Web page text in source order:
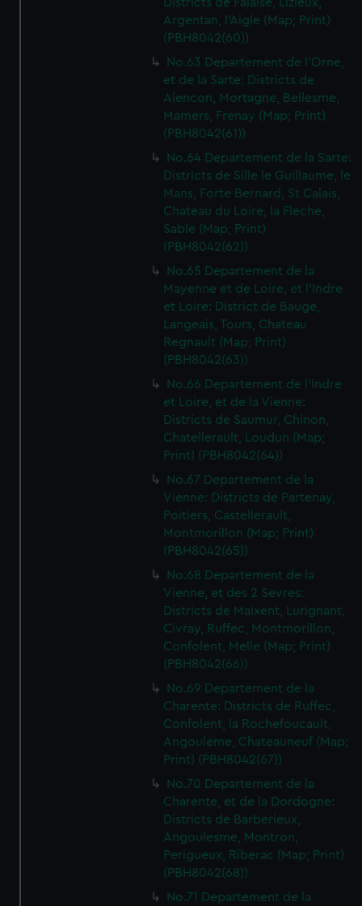
We’d like to use additional cookies to remember your
preferences, understand how our website is used, and to
help us improve it. We may also use cookies to tailor our
marketing to your interests and deliver embedded content
from third-party sources. You can choose to allow all
cookies, change your preferences or opt-out at any time.
Argentan, l'Aigle (Map; Print)
(PBH8042(60))
No.63 Departement de l'Orne,
et de la Sarte: Districts de
Alencon, Mortagne, Bellesme,
Mamers, Frenay (Map; Print)
(PBH8042(61))
No.64 Departement de la Sarte:
Districts de Sille le Guillaume, le
Mans, Forte Bernard, St Calais,
Chateau du Loire, la Fleche,
Sable (Map; Print)
(PBH8042(62))
No.65 Departement de la
Mayenne et de Loire, et l'Indre
et Loire: District de Bauge,
Langeais, Tours, Chateau
Regnault (Map; Print)
(PBH8042(63))
No.66 Departement de l'Indre
et Loire, et de la Vienne:
Districts de Saumur, Chinon,
Chatellerault, Loudun (Map;
Print) (PBH8042(64))
No.67 Departement de la
Vienne: Districts de Partenay,
Poitiers, Castellerault,
Montmorillon (Map; Print)
(PBH8042(65))
No.68 Departement de la
Vienne, et des 2 Sevres:
Districts de Maixent, Lurignant,
Civray, Ruffec, Montmorillon,
Confolent, Melle (Map; Print)
(PBH8042(66))
No.69 Departement de la
Charente: Districts de Ruffec,
Confolent, la Rochefoucault,
Angouleme, Chateauneuf (Map;
Print) (PBH8042(67))
No.70 Departement de la
Charente, et de la Dordogne:
Districts de Barberieux,
Angoulesme, Montron,
Perigueux, Riberac (Map; Print)
(PBH8042(68))
No.71 Departement de la